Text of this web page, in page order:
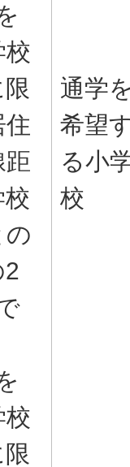
校
限
距
の
2
校
限
通学
希望
る小
校